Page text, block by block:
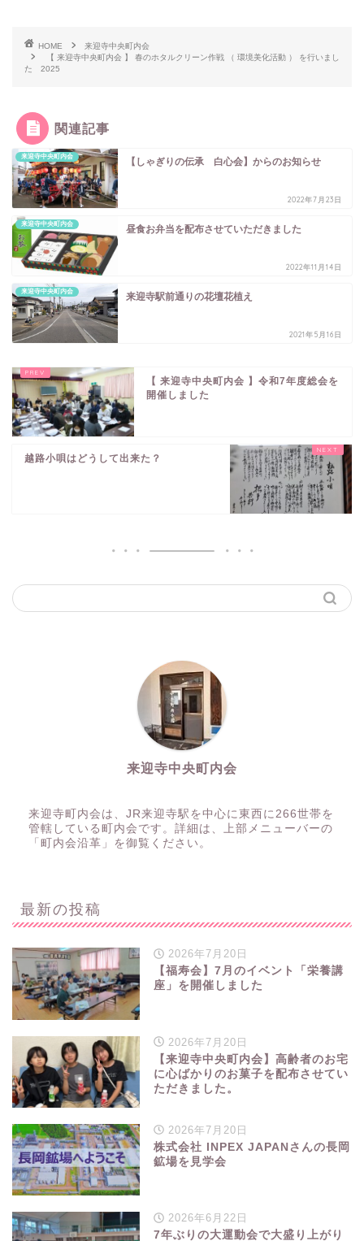
HOME
来迎寺中央町内会
【 来迎寺中央町内会 】 春のホタルクリーン作戦 （ 環境美化活動 ） を行いまし
た 2025
関連記事
来迎寺中央町内会 【しゃぎりの伝承 白心会】からのお知らせ
2022年7月23日
来迎寺中央町内会 昼食お弁当を配布させていただきました
2022年11月14日
来迎寺中央町内会 来迎寺駅前通りの花壇花植え
2021年5月16日
【 来迎寺中央町内会 】令和7年度総会を
開催しました
越路小唄はどうして出来た？
来迎寺中央町内会
来迎寺町内会は、JR来迎寺駅を中心に東西に266世帯を
管轄している町内会です。詳細は、上部メニューバーの
「町内会沿革」を御覧ください。
最新の投稿
2026年7月20日
【福寿会】7月のイベント「栄養講
座」を開催しました
2026年7月20日
【来迎寺中央町内会】高齢者のお宅
に心ばかりのお菓子を配布させてい
ただきました。
2026年7月20日
株式会社 INPEX JAPANさんの長岡
鉱場を見学会
2026年6月22日
7年ぶりの大運動会で大盛り上がり